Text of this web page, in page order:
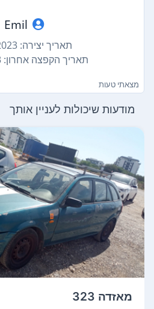
Emil
תאריך יצירה: 14/11/2023
תאריך הקפצה אחרון: 14/11/2023
מצאתי טעות
מודעות שיכולות לעניין אותך
מאזדה 323